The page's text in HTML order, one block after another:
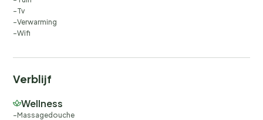
Tv
Verwarming
Wifi
Verblijf
Wellness
Massagedouche